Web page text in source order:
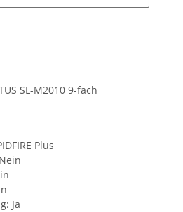
SL-M2010 9-fach
Plus
Ja